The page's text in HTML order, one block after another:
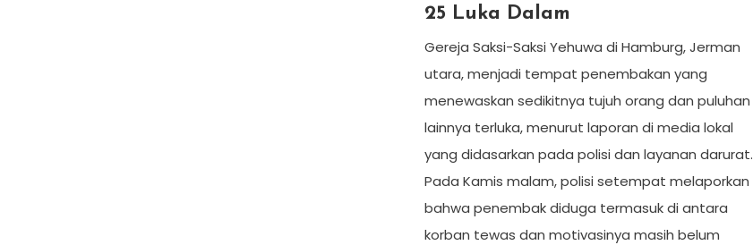
25 Luka Dalam
Gereja Saksi-Saksi Yehuwa di Hamburg, Jerman
utara, menjadi tempat penembakan yang
menewaskan sedikitnya tujuh orang dan puluhan
lainnya terluka, menurut laporan di media lokal
yang didasarkan pada polisi dan layanan darurat.
Pada Kamis malam, polisi setempat melaporkan
bahwa penembak diduga termasuk di antara
korban tewas dan motivasinya masih belum